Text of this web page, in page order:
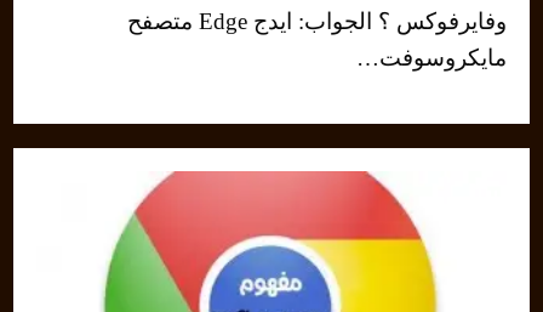
وفايرفوكس ؟ الجواب: ايدج Edge متصفح
مايكروسوفت…